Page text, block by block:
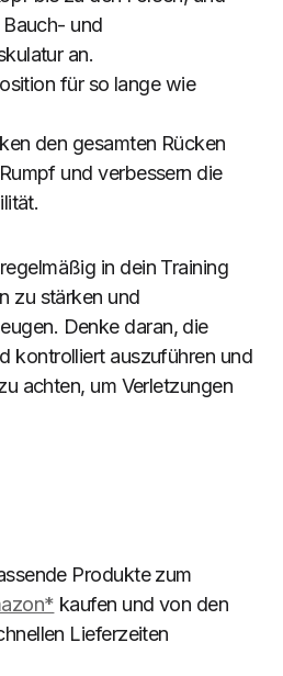
und
an.
für so lange wie
den gesamten Rücken
und verbessern die
in dein Training
zu stärken und
Denke daran, die
kontrolliert auszuführen und
achten, um Verletzungen
Produkte zum
kaufen und von den
Lieferzeiten